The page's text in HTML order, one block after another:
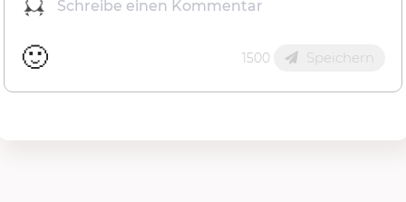
🙂 1500 Speichern